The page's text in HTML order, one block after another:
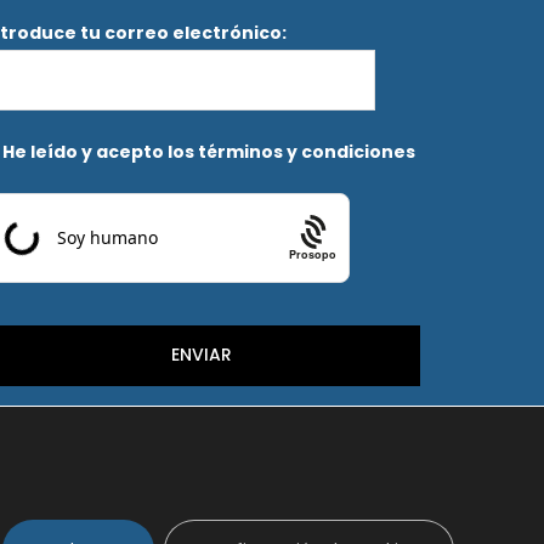
tu correo electrónico:
He leído y acepto los términos y condiciones
Prosopo